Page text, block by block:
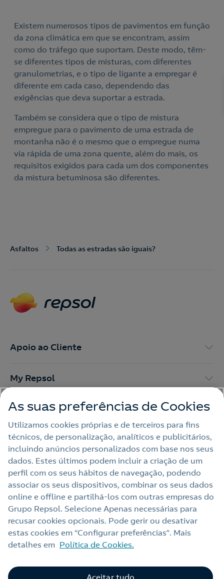
Contacte-nos
Acepto lapolítica de protección de datos.
Existem numerosos tipos de pavimentos em função
da zona climática em que se encontram, assim
como do tráfego que suportam. Deste modo, têm-
se diferentes tipos de misturas, com diferentes
granulometrias, e o tipo de ligante a empregar é
diferente em cada caso, dependendo das
exigências que deva suportar a estrada.
Também se considera que o tipo de mistura
empregue para o pavimento de uma estrada de
montanha não é o mesmo que o empregue numa
via rápida de uma zona quente, além do mais, os
requisitos exigidos para cada um dos componentes
da mistura betuminosa são diferentes.
Asfaltos Todas as estradas são iguais?
Apoio ao Cliente
My Repsol
Outras Energias
Links Úteis
Nota legal
Política de privacidade
Política de cookies
Termos e Condições My Repsol
Alerta por fraude
As suas preferências de Cookies
Utilizamos cookies próprias e de terceiros para fins
técnicos, de personalização, analíticos e publicitários,
incluindo anúncios personalizados com base nos seus
dados. Estes últimos podem incluir a criação de um
perfil com os seus hábitos de navegação, podendo
associar os seus dispositivos, combinar os seus dados
online e offline e partilhá‑los com outras empresas do
Grupo Repsol. Selecione Apenas necessárias para
recusar cookies opcionais. Pode gerir ou desativar
estas cookies em “Configurar preferências”. Mais
detalhes em Política de Cookies.
Aceitar tudo